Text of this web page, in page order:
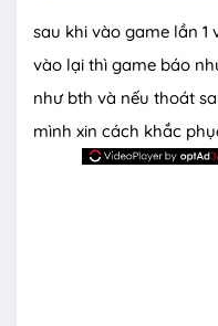
sau khi vào game lần
vào lại thì game báo
như bth và nếu thoát
mình xin cách khắc